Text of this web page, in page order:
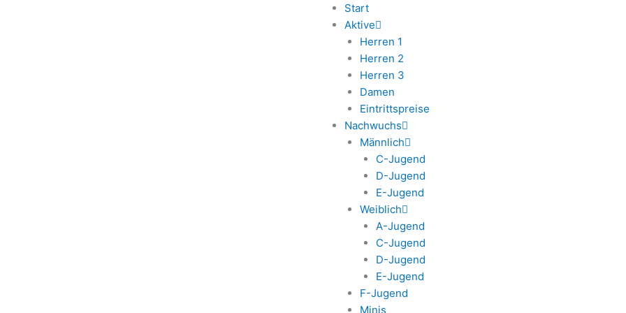
Start
Aktive
Herren 1
Herren 2
Herren 3
Damen
Eintrittspreise
Nachwuchs
Männlich
C-Jugend
D-Jugend
E-Jugend
Weiblich
A-Jugend
C-Jugend
D-Jugend
E-Jugend
F-Jugend
Minis